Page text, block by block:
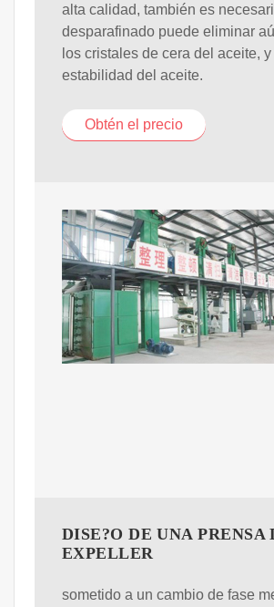
alta calidad, también es
desparafinado puede eliminar
los cristales de cera del aceite,
estabilidad del aceite.
Obtén el precio
DISE?O DE UNA
EXPELLER
sometido a un cambio de fase